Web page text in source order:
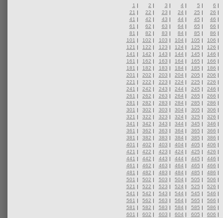
1 | 2 | 3 | 4 | 5 | 6 |
21 | 22 | 23 | 24 | 25 | 26 |
41 | 42 | 43 | 44 | 45 | 46 |
61 | 62 | 63 | 64 | 65 | 66 |
81 | 82 | 83 | 84 | 85 | 86 |
101 | 102 | 103 | 104 | 105 | 106 |
121 | 122 | 123 | 124 | 125 | 126 |
141 | 142 | 143 | 144 | 145 | 146 |
161 | 162 | 163 | 164 | 165 | 166 |
181 | 182 | 183 | 184 | 185 | 186 |
201 | 202 | 203 | 204 | 205 | 206 |
221 | 222 | 223 | 224 | 225 | 226 |
241 | 242 | 243 | 244 | 245 | 246 |
261 | 262 | 263 | 264 | 265 | 266 |
281 | 282 | 283 | 284 | 285 | 286 |
301 | 302 | 303 | 304 | 305 | 306 |
321 | 322 | 323 | 324 | 325 | 326 |
341 | 342 | 343 | 344 | 345 | 346 |
361 | 362 | 363 | 364 | 365 | 366 |
381 | 382 | 383 | 384 | 385 | 386 |
401 | 402 | 403 | 404 | 405 | 406 |
421 | 422 | 423 | 424 | 425 | 426 |
441 | 442 | 443 | 444 | 445 | 446 |
461 | 462 | 463 | 464 | 465 | 466 |
481 | 482 | 483 | 484 | 485 | 486 |
501 | 502 | 503 | 504 | 505 | 506 |
521 | 522 | 523 | 524 | 525 | 526 |
541 | 542 | 543 | 544 | 545 | 546 |
561 | 562 | 563 | 564 | 565 | 566 |
581 | 582 | 583 | 584 | 585 | 586 |
601 | 602 | 603 | 604 | 605 | 606 |